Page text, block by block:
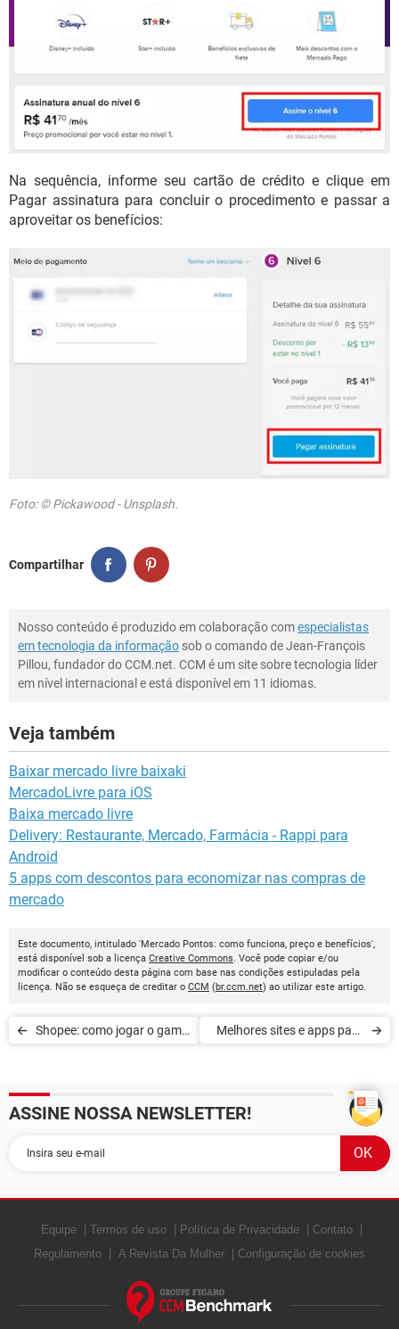
Na sequência, informe seu cartão de crédito e clique em
Pagar assinatura para concluir o procedimento e passar a
aproveitar os benefícios:
Foto: © Pickawood - Unsplash.
Compartilhar
Nosso conteúdo é produzido em colaboração comespecialistas
em tecnologia da informação sob o comando de Jean-François
Pillou, fundador do CCM.net. CCM é um site sobre tecnologia líder
em nível internacional e está disponível em 11 idiomas.
Veja também
Baixar mercado livre baixaki
MercadoLivre para iOS
Baixa mercado livre
Delivery: Restaurante, Mercado, Farmácia - Rappi para
Android
5 apps com descontos para economizar nas compras de
mercado
Este documento, intitulado 'Mercado Pontos: como funciona, preço e benefícios',
está disponível sob a licença Creative Commons. Você pode copiar e/ou
modificar o conteúdo desta página com base nas condições estipuladas pela
licença. Não se esqueça de creditar o CCM (br.ccm.net) ao utilizar este artigo.
Shopee: como jogar o game
Melhores sites e apps para
ASSINE NOSSA NEWSLETTER!
Equipe Termos de uso Política de Privacidade
Contato
Regulamento
A Revista Da Mulher Configuração de cookies